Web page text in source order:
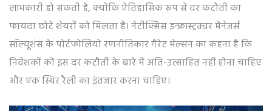
लाभकारी हो सकती है, क्योंकि ऐतिहासिक रूप से दर कटौती का
फायदा छोटे शेयरों को मिलता है। नेटीक्सिस इन्फ्रास्ट्रक्चर मैनेजर्स
सॉल्यूशंस के पोर्टफोलियो रणनीतिकार गैरेट मेल्सन का कहना है कि
निवेशकों को इस दर कटौती के बारे में अति-उत्साहित नहीं होना चाहिए
और एक स्थिर रैली का इंतजार करना चाहिए।